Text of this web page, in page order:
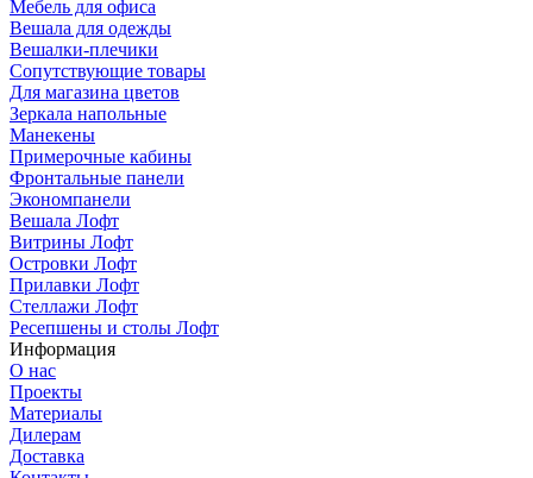
Мебель для офиса
Вешала для одежды
Вешалки-плечики
Сопутствующие товары
Для магазина цветов
Зеркала напольные
Манекены
Примерочные кабины
Фронтальные панели
Экономпанели
Вешала Лофт
Витрины Лофт
Островки Лофт
Прилавки Лофт
Стеллажи Лофт
Ресепшены и столы Лофт
Информация
О нас
Проекты
Материалы
Дилерам
Доставка